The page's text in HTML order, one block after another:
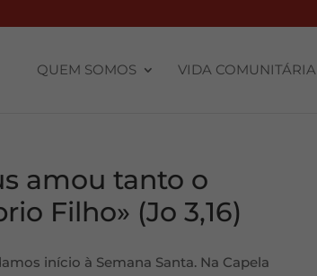
QUEM SOMOS VIDA COMUNITÁRIA
amou tanto o
Filho» (Jo 3,16)
início à Semana Santa. Na Capela